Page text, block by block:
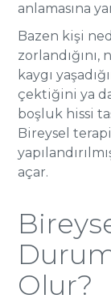
anlamasına
Bazen kişi
kaygı
çektiğini ya
boşluk hissi
Bireysel
açar.
Olur?